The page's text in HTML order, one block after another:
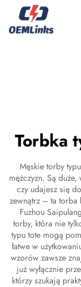
Torbka
Męskie torby
mężczyzn. Są
czy udajesz się
zewnątrz – ta torba
Fuzhou
torby, która nie
typu tote mogą
łatwe w
wzorów zawsze
już wyłącznie
którzy szukają